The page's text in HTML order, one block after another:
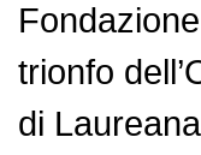
trionfo
di